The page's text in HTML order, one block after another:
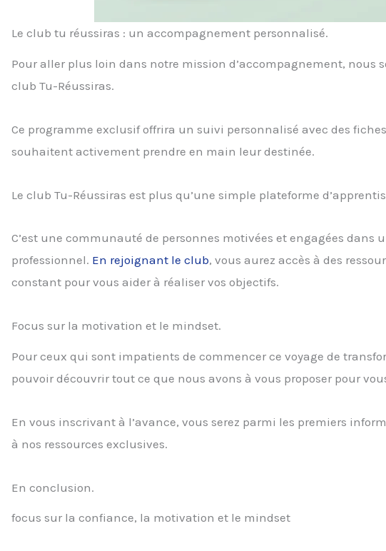
Le club tu réussiras : un accompagnement personnalisé.
Pour aller plus loin dans notre mission d’accompagnement, nous
club Tu-Réussiras.
Ce programme exclusif offrira un suivi personnalisé avec des
souhaitent activement prendre en main leur destinée.
Le club Tu-Réussiras est plus qu’une simple plateforme
C’est une communauté de personnes motivées et engagées dans
professionnel. En rejoignant le club, vous aurez accès à des
constant pour vous aider à réaliser vos objectifs.
Focus sur la motivation et le mindset.
Pour ceux qui sont impatients de commencer ce voyage de
pouvoir découvrir tout ce que nous avons à vous proposer pour
En vous inscrivant à l’avance, vous serez parmi les premiers
à nos ressources exclusives.
En conclusion.
focus sur la confiance, la motivation et le mindset